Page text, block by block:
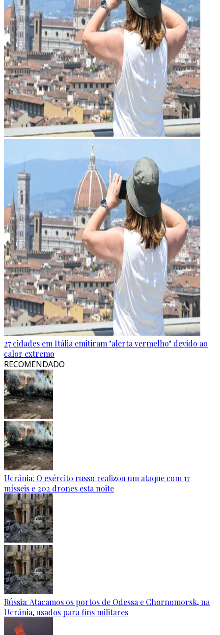
27 cidades em Itália emitiram "alerta vermelho" devido ao
calor extremo
RECOMENDADO
Ucrânia: O exército russo realizou um ataque com 17
mísseis e 202 drones esta noite
Rússia: Atacamos os portos de Odessa e Chornomorsk, na
Ucrânia, usados para fins militares